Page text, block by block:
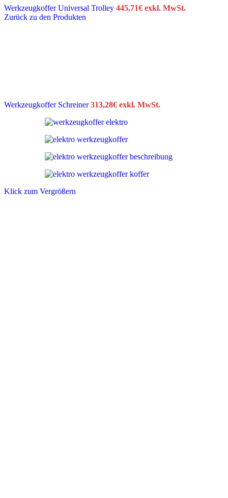
Werkzeugkoffer Universal Trolley 445,71€ exkl. MwSt.
Zurück zu den Produkten
Werkzeugkoffer Schreiner313,28€ exkl. MwSt.
Klick zum Vergrößern